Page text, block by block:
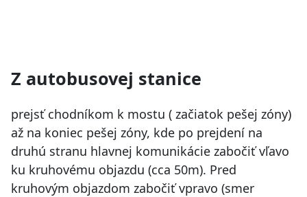
Z autobusovej stanice
prejsť chodníkom k mostu ( začiatok pešej zóny)
až na koniec pešej zóny, kde po prejdení na
druhú stranu hlavnej komunikácie zabočiť vľavo
ku kruhovému objazdu (cca 50m). Pred
kruhovým objazdom zabočiť vpravo (smer